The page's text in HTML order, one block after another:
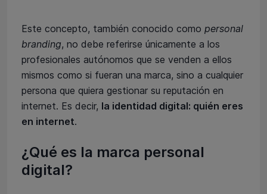
Este concepto, también conocido como personal
branding, no debe referirse únicamente a los
profesionales autónomos que se venden a ellos
mismos como si fueran una marca, sino a cualquier
persona que quiera gestionar su reputación en
internet. Es decir, la identidad digital: quién eres
en internet.
¿Qué es la marca personal
digital?